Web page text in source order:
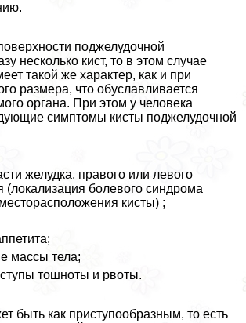
поджелудочной
несколько кист, то в этом случае
такой же хаpaктер, как и при
размера, что обуславливается
органа. При этом у человека
симптомы кисты поджелудочной
желудка, правого или левого
(локализация болевого синдрома
кисты) ;
массы тела;
тошноты и рвоты.
быть как приступообразным, то есть